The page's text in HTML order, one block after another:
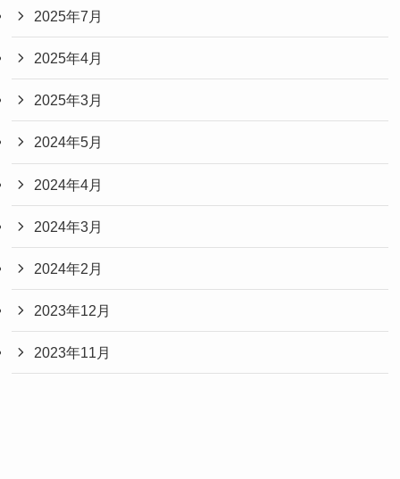
2025年7月
2025年4月
2025年3月
2024年5月
2024年4月
2024年3月
2024年2月
2023年12月
2023年11月